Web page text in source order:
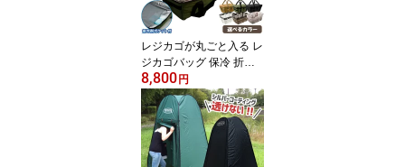
フィン アウトドア
レジカゴが丸ごと入る レ
ジカゴバッグ 保冷 折り
畳み レジかご セット 自
立 密閉 時短 保温 マイカ
ゴ カバー おしゃれ 便利
撥水 エコバッグ レジカ
ゴカバー 買い物かご 隠
せる かご丸ごと保冷バッ
8,800円